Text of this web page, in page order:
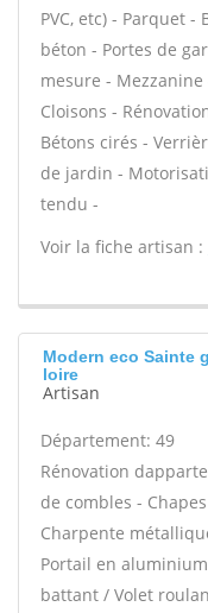
PVC, etc) - Parquet
béton - Portes de
mesure -
Cloisons -
Bétons cirés -
de jardin -
tendu -
Voir la fiche artisan :
Modern eco Sainte
loire
Artisan
Département: 49
Rénovation
de combles -
Charpente
Portail en
battant / Volet